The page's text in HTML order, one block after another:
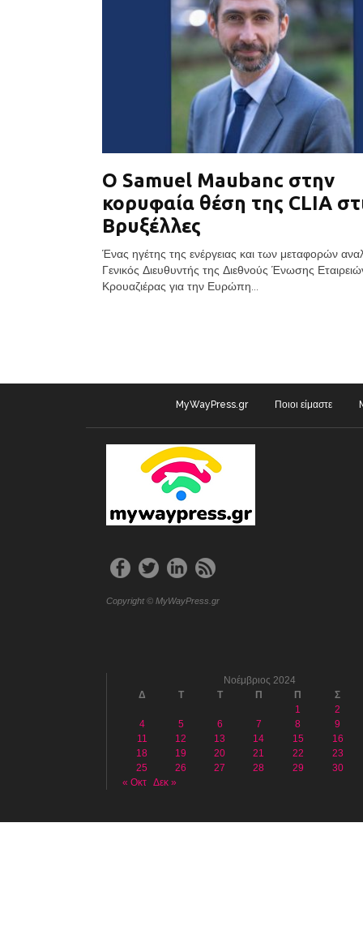
Ο Samuel Maubanc στην
κορυφαία θέση της CLIA
Βρυξέλλες
Ένας ηγέτης της ενέργειας και των μεταφορών
Γενικός Διευθυντής της Διεθνούς Ένωσης
Κρουαζιέρας για την Ευρώπη...
MyWayPress.gr Ποιοι είμαστε
Copyright © MyWayPress.gr
Νοέμβριος 2024
Δ
Τ Τ Π Π
Σ
1
2
4
5 6 7 8
9
11
12 13 14 15
16
18
19 20 21 22
23
25
26 27 28 29
30
« Οκτ Δεκ »